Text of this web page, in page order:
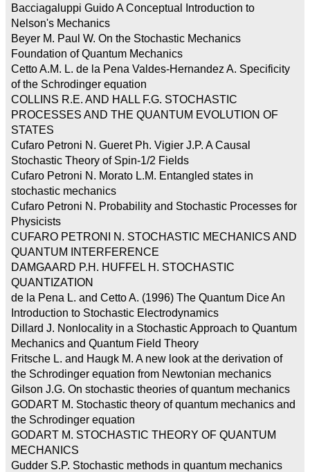
Bacciagaluppi Guido A Conceptual Introduction to
Nelson's Mechanics
Beyer M. Paul W. On the Stochastic Mechanics
Foundation of Quantum Mechanics
Cetto A.M. L. de la Pena Valdes-Hernandez A. Specificity
of the Schrodinger equation
COLLINS R.E. AND HALL F.G. STOCHASTIC
PROCESSES AND THE QUANTUM EVOLUTION OF
STATES
Cufaro Petroni N. Gueret Ph. Vigier J.P. A Causal
Stochastic Theory of Spin-1/2 Fields
Cufaro Petroni N. Morato L.M. Entangled states in
stochastic mechanics
Cufaro Petroni N. Probability and Stochastic Processes for
Physicists
CUFARO PETRONI N. STOCHASTIC MECHANICS AND
QUANTUM INTERFERENCE
DAMGAARD P.H. HUFFEL H. STOCHASTIC
QUANTIZATION
de la Pena L. and Cetto A. (1996) The Quantum Dice An
Introduction to Stochastic Electrodynamics
Dillard J. Nonlocality in a Stochastic Approach to Quantum
Mechanics and Quantum Field Theory
Fritsche L. and Haugk M. A new look at the derivation of
the Schrodinger equation from Newtonian mechanics
Gilson J.G. On stochastic theories of quantum mechanics
GODART M. Stochastic theory of quantum mechanics and
the Schrodinger equation
GODART M. STOCHASTIC THEORY OF QUANTUM
MECHANICS
Gudder S.P. Stochastic methods in quantum mechanics